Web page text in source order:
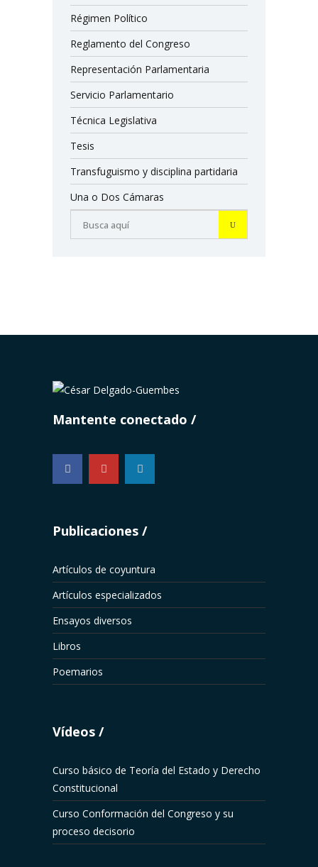
Régimen Político
Reglamento del Congreso
Representación Parlamentaria
Servicio Parlamentario
Técnica Legislativa
Tesis
Transfuguismo y disciplina partidaria
Una o Dos Cámaras
Mantente conectado
...
Publicaciones
Artículos de coyuntura
Artículos especializados
Ensayos diversos
Libros
Poemarios
Vídeos
Curso básico de Teoría del Estado y Derecho
Constitucional
Curso Conformación del Congreso y su
proceso decisorio